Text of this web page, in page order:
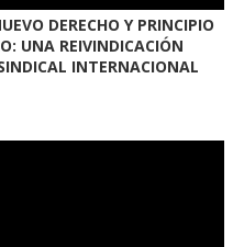
DERECHO Y PRINCIPIO
UNA REIVINDICACIÓN
INTERNACIONAL